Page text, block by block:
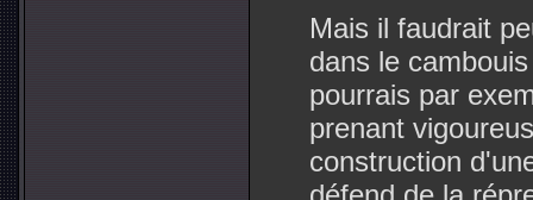
Mais il faudrait
dans le
pourrais par
prenant
construction